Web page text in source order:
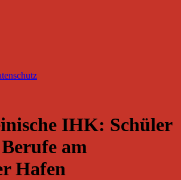
IHK: Schüler
am
Hafen